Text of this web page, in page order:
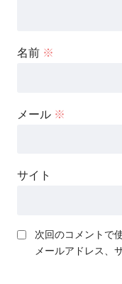
名前 ※
メール ※
サイト
次回のコメントで
メールアドレス、